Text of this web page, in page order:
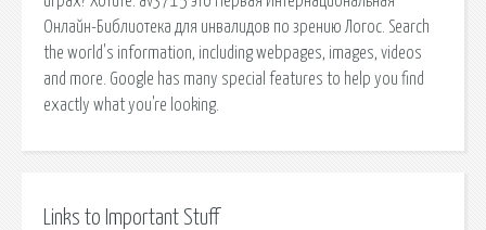
Онлайн-Библиотека для инвалидов по зрению Логос. Search
the world's information, including webpages, images, videos
and more. Google has many special features to help you find
exactly what you're looking.
Links to Important Stuff